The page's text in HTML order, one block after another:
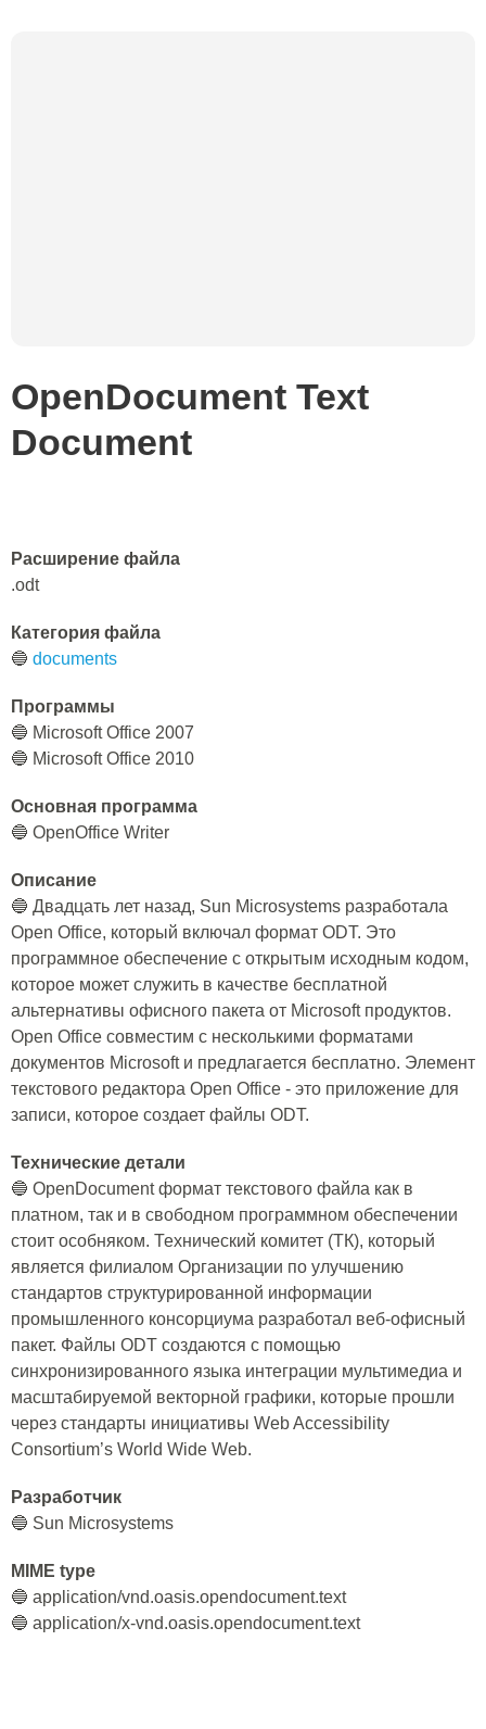
OpenDocument Text
Document
Расширение файла
.odt
Категория файла
🔵 documents
Программы
🔵 Microsoft Office 2007
🔵 Microsoft Office 2010
Основная программа
🔵 OpenOffice Writer
Описание
🔵 Двадцать лет назад, Sun Microsystems разработала
Open Office, который включал формат ODT. Это
программное обеспечение с открытым исходным кодом,
которое может служить в качестве бесплатной
альтернативы офисного пакета от Microsoft продуктов.
Open Office совместим с несколькими форматами
документов Microsoft и предлагается бесплатно. Элемент
текстового редактора Open Office - это приложение для
записи, которое создает файлы ODT.
Технические детали
🔵 OpenDocument формат текстового файла как в
платном, так и в свободном программном обеспечении
стоит особняком. Технический комитет (ТК), который
является филиалом Организации по улучшению
стандартов структурированной информации
промышленного консорциума разработал веб-офисный
пакет. Файлы ODT создаются с помощью
синхронизированного языка интеграции мультимедиа и
масштабируемой векторной графики, которые прошли
через стандарты инициативы Web Accessibility
Consortium’s World Wide Web.
Разработчик
🔵 Sun Microsystems
MIME type
🔵 application/vnd.oasis.opendocument.text
🔵 application/x-vnd.oasis.opendocument.text